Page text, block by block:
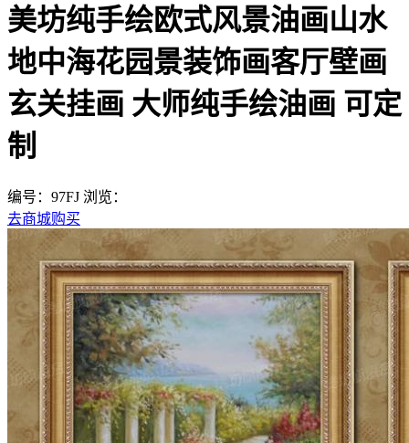
美坊纯手绘欧式风景油画山水
地中海花园景装饰画客厅壁画
玄关挂画 大师纯手绘油画 可定
制
编号：97FJ 浏览：
去商城购买